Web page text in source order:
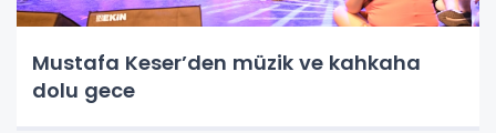
Mustafa Keser’den müzik ve kahkaha
dolu gece